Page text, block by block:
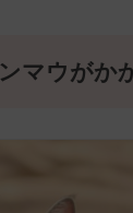
マウがか